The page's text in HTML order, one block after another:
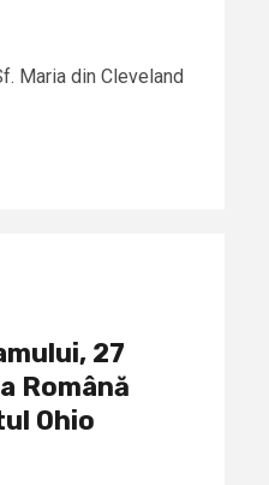
Maria din Cleveland
27
Română
Ohio